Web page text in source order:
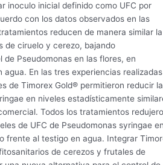
inoculo inicial definido como UFC por
con los datos observados en las
reducen de manera similar la
de ciruelo y cerezo, bajando
Pseudomonas en las flores, en
En las tres experiencias realizadas
de Timorex Gold® permitieron reducir
en niveles estadísticamente
Todos los tratamientos
de UFC de Pseudomonas syringae
frente al testigo en agua. Integrar
de cerezos y frutales de